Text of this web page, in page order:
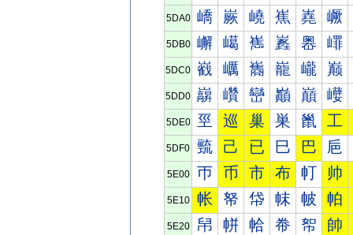
5DA0 嶠 嶡 嶢 嶣 嶤 嶥
5DB0 嶰 嶱 嶲 嶳 嶴 嶵
5DC0 巀 巁 巂 巃 巄 巅
5DD0 巐 巑 巒 巓 巔 巕
5DE0 巠 巡 巢 巣 巤 工
5DF0 巰 己 已 巳 巴 巵
5E00 帀 币 市 布 帄 帅
5E10 帐 帑 帒 帓 帔 帕
5E20 帠 帡 帢 帣 帤 帥